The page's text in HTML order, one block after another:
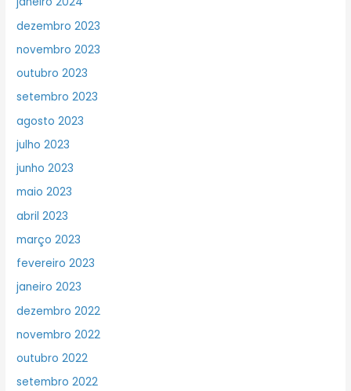
dezembro 2023
novembro 2023
outubro 2023
setembro 2023
agosto 2023
julho 2023
junho 2023
maio 2023
abril 2023
março 2023
fevereiro 2023
janeiro 2023
dezembro 2022
novembro 2022
outubro 2022
setembro 2022